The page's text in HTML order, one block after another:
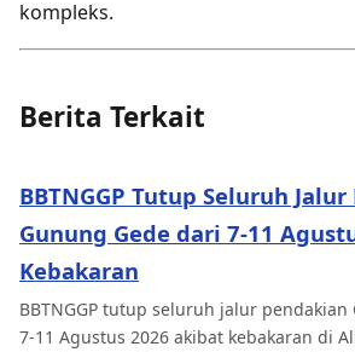
kompleks.
Berita Terkait
BBTNGGP Tutup Seluruh
Gunung Gede dari 7-11
Kebakaran
BBTNGGP tutup seluruh jalur
7-11 Agustus 2026 akibat kebakaran di